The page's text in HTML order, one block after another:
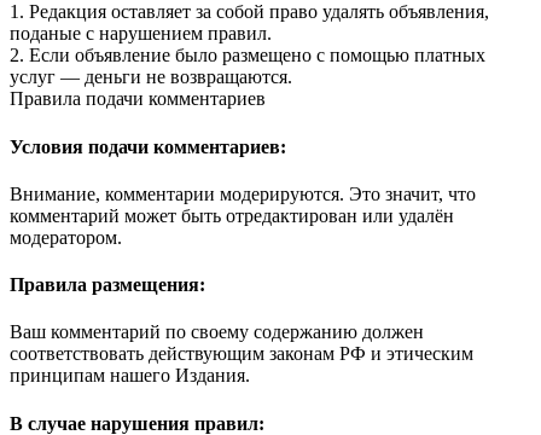
1. Редакция оставляет за собой право удалять объявления,
поданые с нарушением правил.
2. Если объявление было размещено с помощью платных
услуг — деньги не возвращаются.
Правила подачи комментариев
Условия подачи комментариев:
Внимание, комментарии модерируются. Это значит, что
комментарий может быть отредактирован или удалён
модератором.
Правила размещения:
Ваш комментарий по своему содержанию должен
соответствовать действующим законам РФ и этическим
принципам нашего Издания.
В случае нарушения правил: